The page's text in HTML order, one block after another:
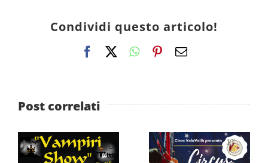
Condividi questo articolo!
FacebookWhatsApp
Pinterest
Email
Post correlati